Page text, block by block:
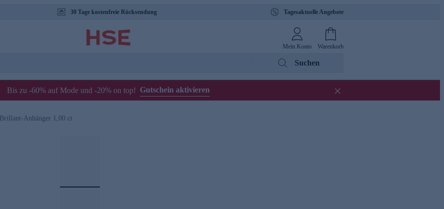
30 Tage kostenfreie Rücksendung Tagesaktuelle Angebote
Mein Konto Warenkorb
Suchen
Bis zu -60% auf Mode und -20% on top! Gutschein aktivieren
Brillant-Anhänger 1,00 ct